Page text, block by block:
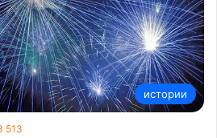
истории
513